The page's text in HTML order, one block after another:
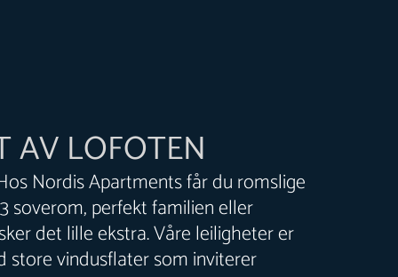
AV LOFOTEN
Nordis Apartments får du romslige
soverom, perfekt familien eller
det lille ekstra. Våre leiligheter er
vindusflater som inviterer